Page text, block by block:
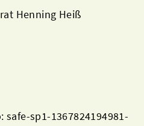
Henning Heiß
sp1-1367824194981-